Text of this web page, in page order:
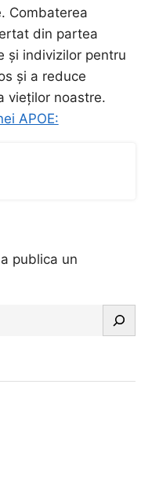
Combaterea
din partea
și indivizilor pentru
și a reduce
vieților noastre.
APOE:
publica un